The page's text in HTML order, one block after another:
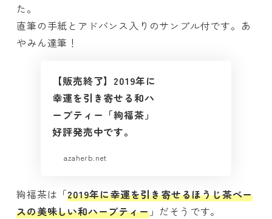
た。
直筆の手紙とアドバンス入りのサンプル付です。あ
やみん達筆！
【販売終了】2019年に
幸運を引き寄せる和ハ
ーブティー「絢福茶」
好評発売中です。
azaherb.net
絢福茶は「2019年に幸運を引き寄せるほうじ茶ベー
スの美味しい和ハーブティー」だそうです。